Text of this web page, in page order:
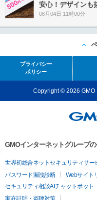
安心！デザインも
08月04日 11時00分
プライバシー
ポリシー
Copyright © 2026 GMO
GMOインターネットグループ
世界初総合ネットセキュリティサー
パスワード漏洩診断
Webサイト
セキュリティ相談AIチャットボット